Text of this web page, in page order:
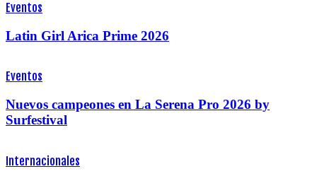
Eventos
Latin Girl Arica Prime 2026
Eventos
Nuevos campeones en La Serena Pro 2026 by
Surfestival
Internacionales